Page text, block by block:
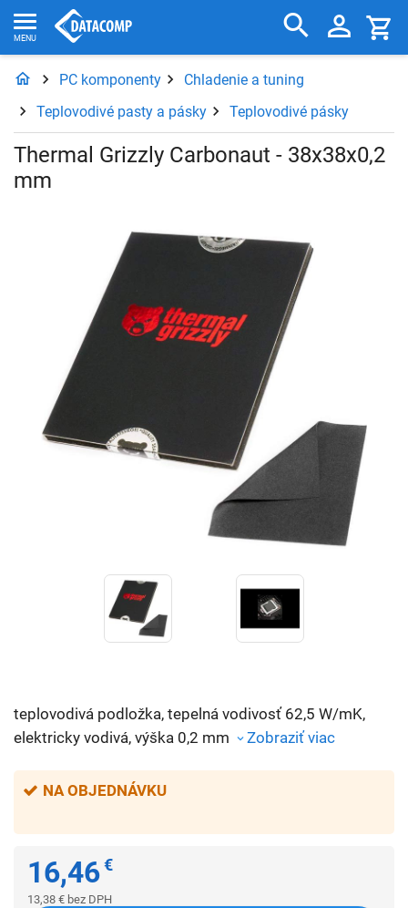
PC komponenty
Chladenie a tuning
Teplovodivé pasty a pásky
Teplovodivé pásky
Thermal Grizzly Carbonaut - 38x38x0,2
mm
teplovodivá podložka, tepelná vodivosť 62,5 W/mK,
elektricky vodivá, výška 0,2 mm
Zobraziť viac
NA OBJEDNÁVKU
16,46€
13,38 € bez DPH